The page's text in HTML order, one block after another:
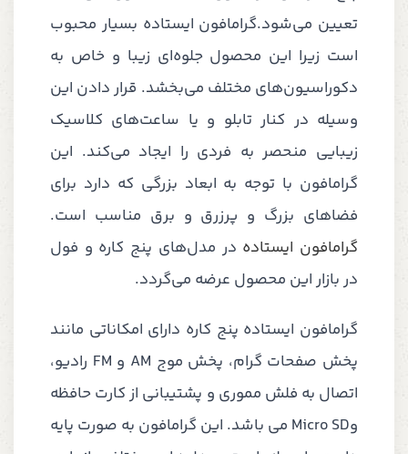
تعیین می‌شود.گرامافون ایستاده بسیار محبوب
است زیرا این محصول جلوه‌ای زیبا و خاص به
دکوراسیون‌های مختلف می‌بخشد. قرار دادن این
وسیله در کنار تابلو و یا ساعت‌های کلاسیک
زیبایی منحصر به فردی را ایجاد می‌کند. این
گرامافون با توجه به ابعاد بزرگی که دارد برای
فضاهای بزرگ و پرزرق و برق مناسب است.
گرامافون ایستاده در مدل‌های پنج کاره و فول
در بازار این محصول عرضه می‌گردد.
گرامافون ایستاده پنج کاره دارای امکاناتی مانند
پخش صفحات گرام، پخش موج AM و FM رادیو،
اتصال به فلش مموری و پشتیبانی از کارت حافظه
وMicro SD می باشد. این گرامافون به صورت پایه